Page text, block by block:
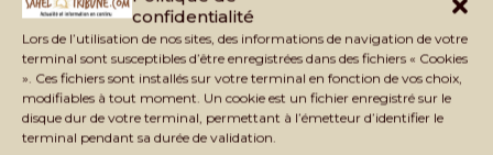
confidentialité
Lors de l’utilisation de nos sites, des informations de navigation de votre
terminal sont susceptibles d’être enregistrées dans des fichiers « Cookies
». Ces fichiers sont installés sur votre terminal en fonction de vos choix,
modifiables à tout moment. Un cookie est un fichier enregistré sur le
disque dur de votre terminal, permettant à l’émetteur d’identifier le
terminal pendant sa durée de validation.
CATASTROPHES CLIMATIQUES
CAUTION 10 000 DOLLARS CAUTION DE VISA CDAT CECOGEC
CÉDÉAO CEDEAO CEI CÉLÉBRATION NATIONALE CEMAC
CEMAPI CEN-SNESUP CENOU CENSURE
CENTRAFRIQUE CENTRALE SOLAIRE